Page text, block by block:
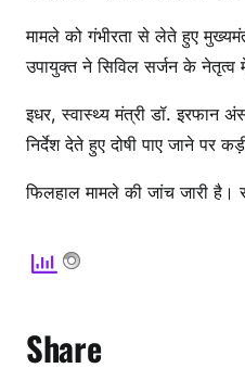
मामले को गंभीरता से लेते हुए
उपायुक्त ने सिविल सर्जन के
इधर, स्वास्थ्य मंत्री डॉ. इरफान
निर्देश देते हुए दोषी पाए जाने पर
फिलहाल मामले की जांच जारी
Share